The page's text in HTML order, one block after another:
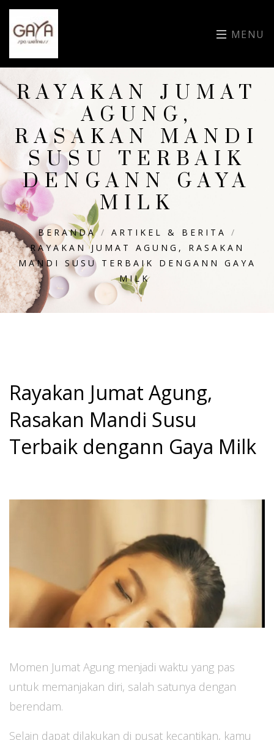
MENU
RAYAKAN JUMAT
AGUNG,
RASAKAN MANDI
SUSU TERBAIK
DENGANN GAYA
MILK
BERANDA / ARTIKEL & BERITA
/
RAYAKAN JUMAT AGUNG, RASAKAN
MANDI SUSU TERBAIK DENGANN GAYA
MILK
Rayakan Jumat Agung,
Rasakan Mandi Susu
Terbaik dengann Gaya Milk
Momen Jumat Agung menjadi waktu yang pas
untuk memanjakan diri, salah satunya dengan
berendam.
Selain dapat dilakukan di pusat kecantikan, kamu